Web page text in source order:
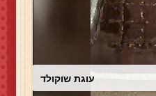
עוגת שוקולד